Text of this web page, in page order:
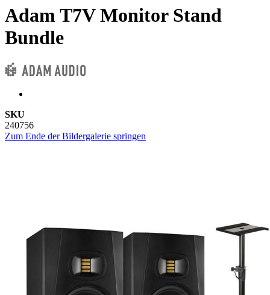
Adam T7V Monitor Stand
Bundle
SKU
240756
Zum Ende der Bildergalerie springen